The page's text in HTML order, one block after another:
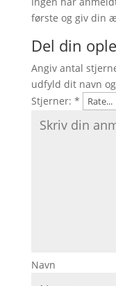
første og giv din
Del din
Angiv antal
udfyld dit navn
Stjerner: *
Navn